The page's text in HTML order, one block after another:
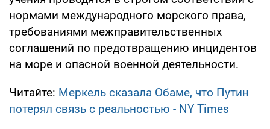
нормами международного морского права,
требованиями межправительственных
соглашений по предотвращению инцидентов
на море и опасной военной деятельности.
Читайте: Меркель сказала Обаме, что Путин
потерял связь с реальностью - NY Times